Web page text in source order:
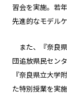
習会を実施。若
先進的なモデル
また、『奈良
団追放県民セン
『奈良県立大学
た特別授業を実